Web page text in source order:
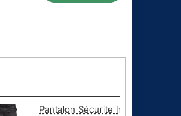
Pantalon Sécurite Incendie